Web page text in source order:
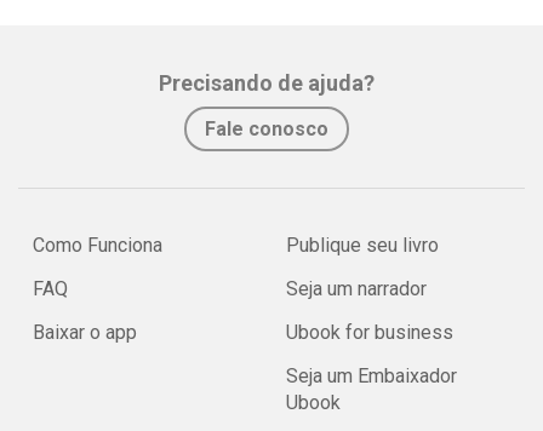
Precisando de ajuda?
Fale conosco
Como Funciona
FAQ
Baixar o app
Publique seu livro
Seja um narrador
Ubook for business
Seja um Embaixador
Ubook